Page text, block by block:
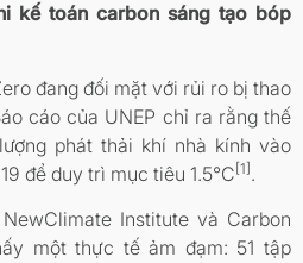
kế toán carbon sáng tạo bóp
đang đối mặt với rủi ro bị thao
cáo của UNEP chỉ ra rằng thế
phát thải khí nhà kính vào
để duy trì mục tiêu 1.5°C [1] .
Institute và Carbon
một thực tế ảm đạm: 51 tập